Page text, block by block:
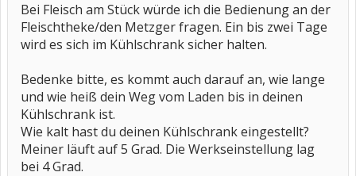
Bei Fleisch am Stück würde ich die Bedienung an der
Fleischtheke/den Metzger fragen. Ein bis zwei Tage
wird es sich im Kühlschrank sicher halten.
Bedenke bitte, es kommt auch darauf an, wie lange
und wie heiß dein Weg vom Laden bis in deinen
Kühlschrank ist.
Wie kalt hast du deinen Kühlschrank eingestellt?
Meiner läuft auf 5 Grad. Die Werkseinstellung lag
bei 4 Grad.